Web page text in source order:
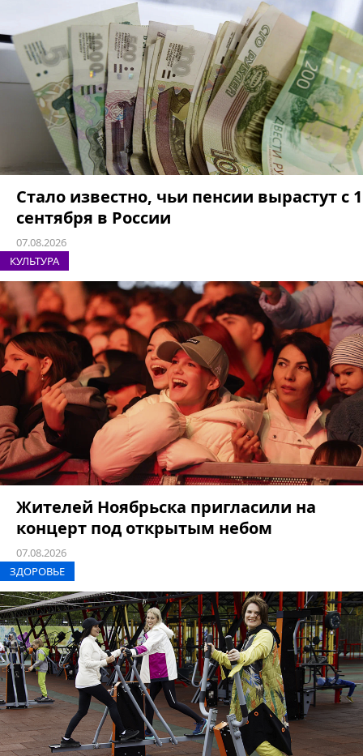
Стало известно, чьи пенсии вырастут с 1
сентября в России
07.08.2026
КУЛЬТУРА
Жителей Ноябрьска пригласили на
концерт под открытым небом
07.08.2026
ЗДОРОВЬЕ